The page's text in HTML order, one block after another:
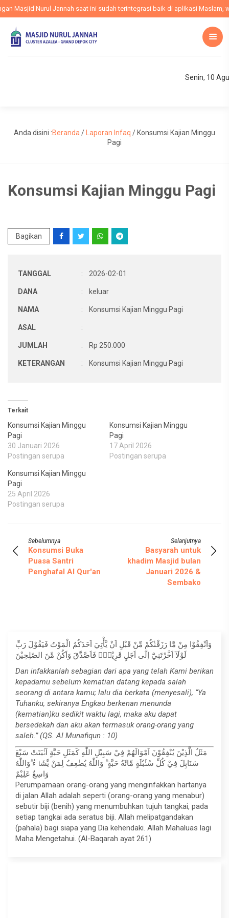
Masjid Nurul Jannah saat ini sudah terintegrasi baik di aplikasi Maslam,
Senin, 10
Anda disini :Beranda / Laporan Infaq / Konsumsi Kajian Minggu
Pagi
Konsumsi Kajian Minggu Pagi
Bagikan
TANGGAL : 2026-02-01
DANA : keluar
NAMA : Konsumsi Kajian Minggu Pagi
ASAL :
JUMLAH : Rp 250.000
KETERANGAN : Konsumsi Kajian Minggu Pagi
Terkait
Konsumsi Kajian Minggu
Pagi
30 Januari 2026
Postingan serupa
Konsumsi Kajian Minggu
Pagi
17 April 2026
Postingan serupa
Konsumsi Kajian Minggu
Pagi
25 April 2026
Postingan serupa
Sebelumnya
Konsumsi Buka
Puasa Santri
Penghafal Al Qur'an
Selanjutnya
Basyarah untuk
khadim Masjid bulan
Januari 2026 &
Sembako
وَاَنْفِقُوْا مِنْ مَّا رَزَقْنٰكُمْ مِّنْ قَبْلِ اَنْ يَّأْتِيَ اَحَدَكُمُ الْمَوْتُ فَيَقُوْلَ رَبِّ
لَوْلَآ اَخَّرْتَنِيْٓ اِلٰٓى اَجَلٍ قَرِيْبٍۚ فَاَصَّدَّقَ وَاَكُنْ مِّنَ الصّٰلِحِيْنَ
Dan infakkanlah sebagian dari apa yang telah Kami berikan
kepadamu sebelum kematian datang kepada salah
seorang di antara kamu; lalu dia berkata (menyesali), “Ya
Tuhanku, sekiranya Engkau berkenan menunda
(kematian)ku sedikit waktu lagi, maka aku dapat
bersedekah dan aku akan termasuk orang-orang yang
saleh.” (QS. Al Munafiqun : 10)
مَثَلُ الَّذِيْنَ يُنْفِقُوْنَ اَمْوَالَهُمْ فِيْ سَبِيْلِ اللّٰهِ كَمَثَلِ حَبَّةٍ اَنْۢبَتَتْ سَبْعَ
سَنَابِلَ فِيْ كُلِّ سُنْۢبُلَةٍ مِّائَةُ حَبَّةٍ ۗ وَاللّٰهُ يُضٰعِفُ لِمَنْ يَّشَاۤءُ ۗوَاللّٰهُ
وَاسِعٌ عَلِيْمٌ
Perumpamaan orang-orang yang menginfakkan hartanya
di jalan Allah adalah seperti (orang-orang yang menabur)
sebutir biji (benih) yang menumbuhkan tujuh tangkai, pada
setiap tangkai ada seratus biji. Allah melipatgandakan
(pahala) bagi siapa yang Dia kehendaki. Allah Mahaluas lagi
Maha Mengetahui. (Al-Baqarah ayat 261)